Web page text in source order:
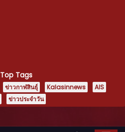
Top Tags
ข่าวกาฬสินธุ์ Kalasinnews
AIS
ข่าวประจำวัน